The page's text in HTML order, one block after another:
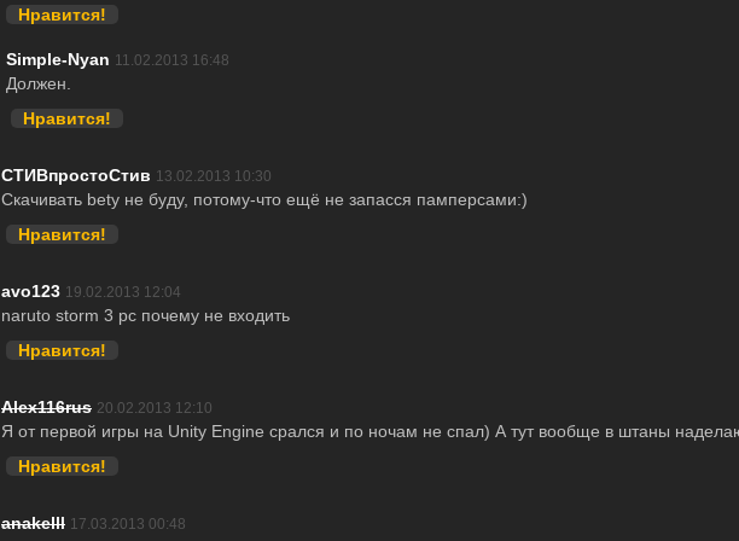
Нравится!
Simple-Nyan 11.02.2013 16:48
Должен.
Нравится!
СТИВпростоСтив 13.02.2013 10:30
Скачивать betу не буду, потому-что ещё не запасся памперсами:)
Нравится!
avo123 19.02.2013 12:04
naruto storm 3 pc почему не входить
Нравится!
Alex116rus 20.02.2013 12:10
Я от первой игры на Unity Engine срался и по ночам не спал) А тут вообще в штаны
Нравится!
anakelll 17.03.2013 00:48